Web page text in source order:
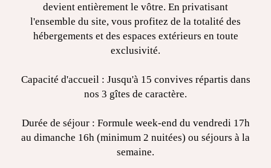
devient entièrement le vôtre. En privatisant
l'ensemble du site, vous profitez de la totalité des
hébergements et des espaces extérieurs en toute
exclusivité.
Capacité d'accueil : Jusqu'à 15 convives répartis dans
nos 3 gîtes de caractère.
Durée de séjour : Formule week-end du vendredi 17h
au dimanche 16h (minimum 2 nuitées) ou séjours à la
semaine.